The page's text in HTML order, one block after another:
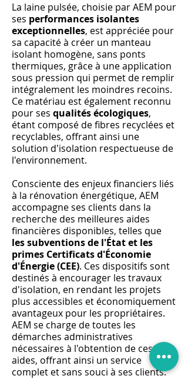
La laine pulsée, choisie par AEM pour
ses performances isolantes
exceptionnelles, est appréciée pour
sa capacité à créer un manteau
isolant homogène, sans ponts
thermiques, grâce à une application
sous pression qui permet de remplir
intégralement les moindres recoins.
Ce matériau est également reconnu
pour ses qualités écologiques,
étant composé de fibres recyclées et
recyclables, offrant ainsi une
solution d'isolation respectueuse de
l'environnement.
Consciente des enjeux financiers liés
à la rénovation énergétique, AEM
accompagne ses clients dans la
recherche des meilleures aides
financières disponibles, telles que
les subventions de l'État et les
primes Certificats d'Économie
d'Énergie (CEE). Ces dispositifs sont
destinés à encourager les travaux
d'isolation, en rendant les projets
plus accessibles et économiquement
avantageux pour les propriétaires.
AEM se charge de toutes les
démarches administratives
nécessaires à l'obtention de ces
aides, offrant ainsi un service
complet et sans souci à ses clients.